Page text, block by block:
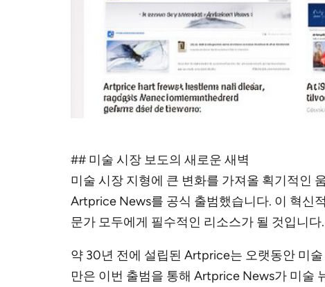
## 미술 시장 보도의 새로운 새벽
미술 시장 지형에 큰 변화를 가져올 획기적인
Artprice News를 공식 출범했습니다. 이 혁신
문가 모두에게 필수적인 리소스가 될 것입니다.
약 30년 전에 설립된 Artprice는 오랫동안 미
만은 이번 출범을 통해 Artprice News가 미술